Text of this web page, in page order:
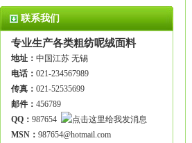
联系我们
专业生产各类粗纺呢绒面料
地址： 中国江苏 无锡
电话： 021-234567989
传真： 021-52535699
邮件： 456789
QQ： 987654
MSN： 987654@hotmail.com